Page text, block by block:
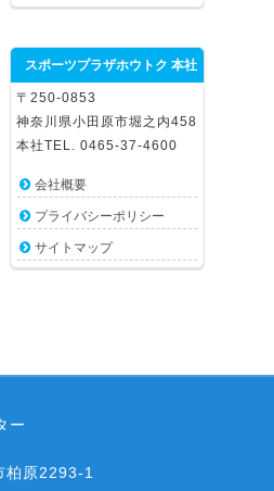
スポーツプラザホウトク 本社
〒250-0853
神奈川県小田原市堀之内458
本社TEL. 0465-37-4600
会社概要
プライバシーポリシー
サイトマップ
ー
柏原2293-1